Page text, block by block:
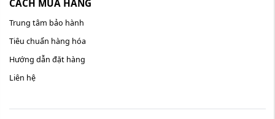
CÁCH MUA HÀNG
Trung tâm bảo hành
Tiêu chuẩn hàng hóa
Hướng dẫn đặt hàng
Liên hệ